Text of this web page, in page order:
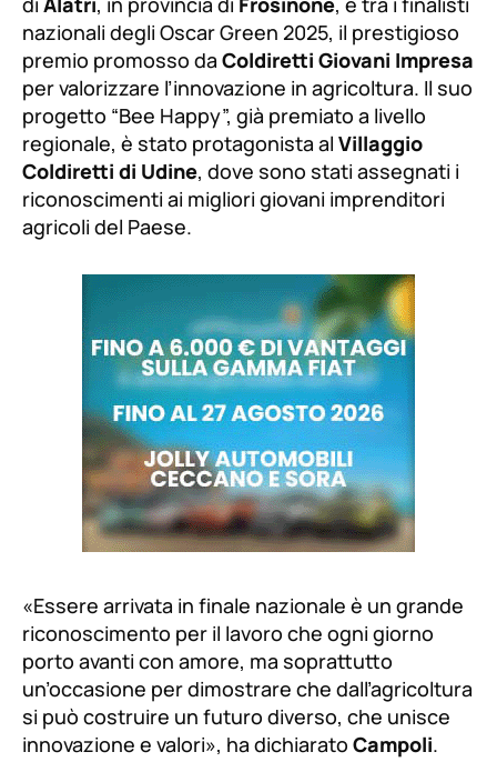
nazionali degli Oscar Green 2025, il prestigioso
premio promosso da Coldiretti Giovani Impresa
per valorizzare l’innovazione in agricoltura. Il suo
progetto “Bee Happy”, già premiato a livello
regionale, è stato protagonista al Villaggio
Coldiretti di Udine, dove sono stati assegnati i
riconoscimenti ai migliori giovani imprenditori
agricoli del Paese.
«Essere arrivata in finale nazionale è un grande
riconoscimento per il lavoro che ogni giorno
porto avanti con amore, ma soprattutto
un’occasione per dimostrare che dall’agricoltura
si può costruire un futuro diverso, che unisce
innovazione e valori», ha dichiarato Campoli.